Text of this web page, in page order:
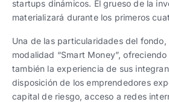
startups dinámicos. El grueso de la
materializará durante los primeros
Una de las particularidades del
modalidad “Smart Money”,
también la experiencia de sus
disposición de los emprendedores
capital de riesgo, acceso a redes